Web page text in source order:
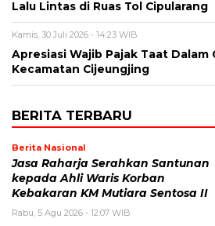
Lalu Lintas di Ruas Tol Cipularang
Kamis, 30 Juli 2026 - 14:23 WIB
Apresiasi Wajib Pajak Taat Dalam
Kecamatan Cijeungjing
BERITA TERBARU
Berita Nasional
Jasa Raharja Serahkan Santunan
kepada Ahli Waris Korban
Kebakaran KM Mutiara Sentosa II
Rabu, 5 Agu 2026 - 12:07 WIB